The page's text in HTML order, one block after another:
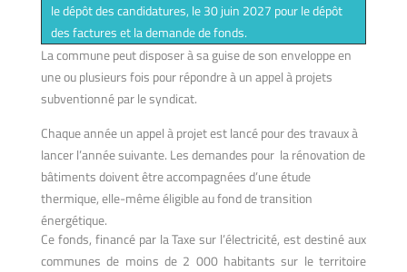
le dépôt des candidatures, le 30 juin 2027 pour le dépôt
des factures et la demande de fonds.
La commune peut disposer à sa guise de son enveloppe en
une ou plusieurs fois pour répondre à un appel à projets
subventionné par le syndicat.
Chaque année un appel à projet est lancé pour des travaux à
lancer l’année suivante. Les demandes pour la rénovation de
bâtiments doivent être accompagnées d’une étude
thermique, elle-même éligible au fond de transition
énergétique.
Ce fonds, financé par la Taxe sur l’électricité, est destiné aux
communes de moins de 2 000 habitants sur le territoire